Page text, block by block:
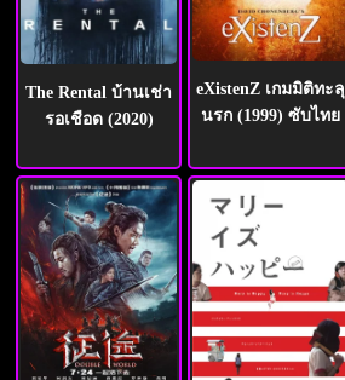
The Rental บ้านเช่า
รอเชือด (2020)
eXistenZ เกมมิติทะลุ
นรก (1999) ซับไทย